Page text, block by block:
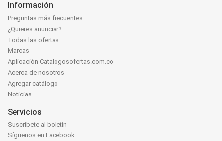
Información
Preguntas más frecuentes
¿Quieres anunciar?
Todas las ofertas
Marcas
Aplicación Catalogosofertas.com.co
Acerca de nosotros
Agregar catálogo
Noticias
Servicios
Suscríbete al boletín
Síguenos en Facebook